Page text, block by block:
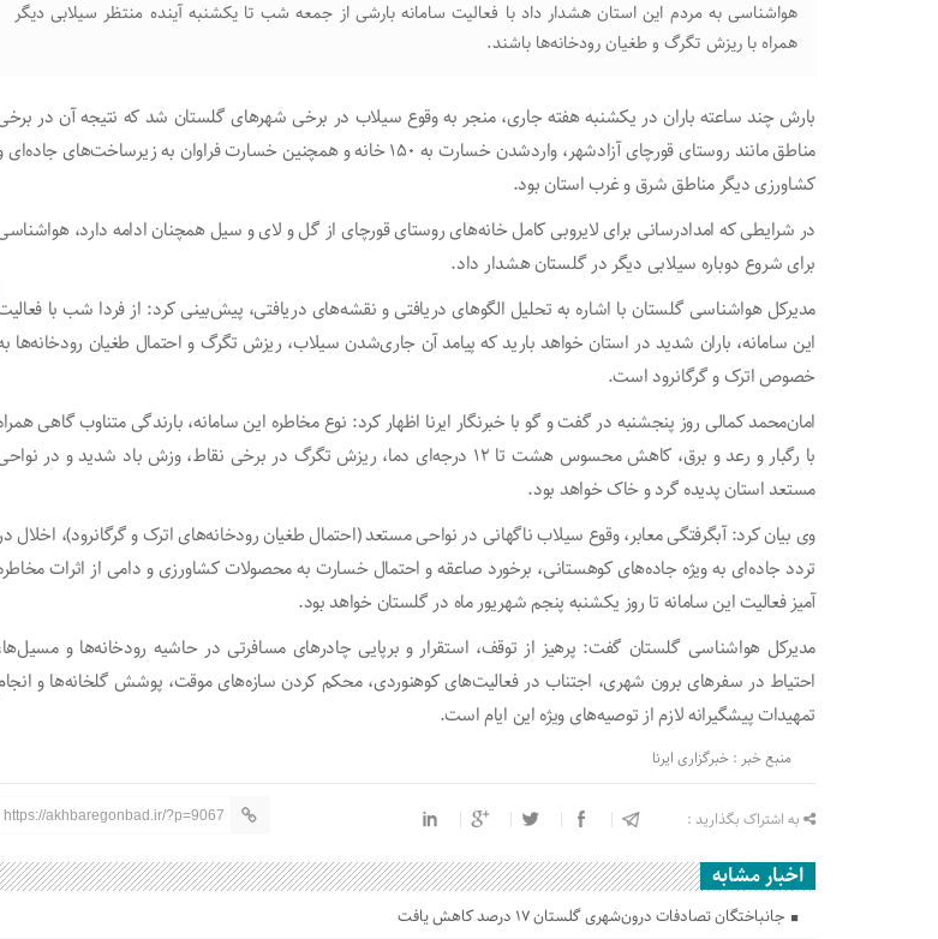
هواشناسی به مردم این استان هشدار داد با فعالیت سامانه بارشی از جمعه شب تا یکشنبه آینده منتظر سیلابی دیگر
همراه با ریزش تگرگ و طغیان رودخانه‌ها باشند.
بارش چند ساعته باران در یکشنبه هفته جاری، منجر به وقوع سیلاب در برخی شهرهای گلستان شد که نتیجه آن در
مناطق مانند روستای قورچای آزادشهر، واردشدن خسارت به ۱۵۰ خانه و همچنین خسارت فراوان به زیرساخت‌های
کشاورزی دیگر مناطق شرق و غرب استان بود.
در شرایطی که امدادرسانی برای لایروبی کامل خانه‌های روستای قورچای از گل و لای و سیل همچنان ادامه دارد،
برای شروع دوباره سیلابی دیگر در گلستان هشدار داد.
مدیرکل هواشناسی گلستان با اشاره به تحلیل الگوهای دریافتی و نقشه‌های دریافتی، پیش‌بینی کرد: از فردا شب با
این سامانه، باران شدید در استان خواهد بارید که پیامد آن جاری‌شدن سیلاب، ریزش تگرگ و احتمال طغیان رودخانه‌ها
خصوص اترک و گرگانرود است.
امان‌محمد کمالی روز پنجشنبه در گفت و گو با خبرنگار ایرنا اظهار کرد: نوع مخاطره این سامانه، بارندگی متناوب گاهی
با رگبار و رعد و برق، کاهش محسوس هشت تا ۱۲ درجه‌ای دما، ریزش تگرگ در برخی نقاط، وزش باد شدید و در
مستعد استان پدیده گرد و خاک خواهد بود.
وی بیان کرد: آبگرفتگی معابر، وقوع سیلاب ناگهانی در نواحی مستعد (احتمال طغیان رودخانه‌های اترک و گرگانرود)، اخلال
تردد جاده‌ای به ویژه جاده‌های کوهستانی، برخورد صاعقه و احتمال خسارت به محصولات کشاورزی و دامی از اثرات
آمیز فعالیت این سامانه تا روز یکشنبه پنجم شهریور ماه در گلستان خواهد بود.
مدیرکل هواشناسی گلستان گفت: پرهیز از توقف، استقرار و برپایی چادرهای مسافرتی در حاشیه رودخانه‌ها و
احتیاط در سفرهای برون شهری، اجتناب در فعالیت‌های کوهنوردی، محکم کردن سازه‌های موقت، پوشش گلخانه‌ها و
تمهیدات پیشگیرانه لازم از توصیه‌های ویژه این ایام است.
منبع خبر : خبرگزاری ایرنا
به اشتراک بگذارید : https://akhbaregonbad.ir/?p=9067
اخبار مشابه
جانباختگان تصادفات درون‌شهری گلستان ۱۷ درصد کاهش یافت